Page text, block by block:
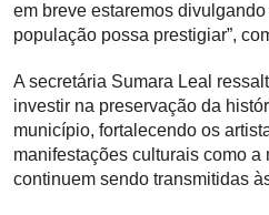
em breve estaremos
população possa prestigiar”,
A secretária Sumara Leal
investir na preservação da
município, fortalecendo os
manifestações culturais como a
continuem sendo transmitidas